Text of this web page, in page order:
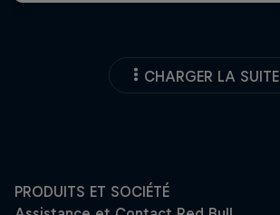
CHARGER LA SUITE